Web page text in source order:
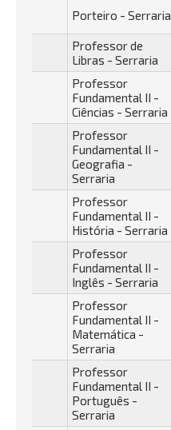
Porteiro - Serraria
Professor de
Libras - Serraria
Professor
Fundamental II -
Ciências - Serraria
Professor
Fundamental II -
Geografia -
Serraria
Professor
Fundamental II -
História - Serraria
Professor
Fundamental II -
Inglês - Serraria
Professor
Fundamental II -
Matemática -
Serraria
Professor
Fundamental II -
Português -
Serraria